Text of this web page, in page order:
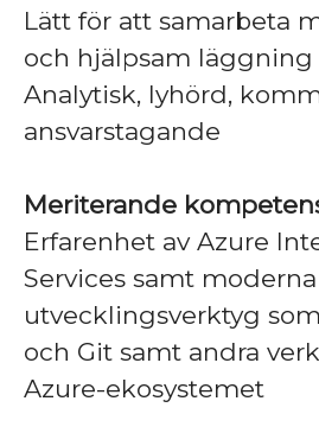
Lätt för att samarbeta
och hjälpsam läggning
Analytisk, lyhörd,
ansvarstagande
Meriterande
Erfarenhet av Azure
Services samt moderna
utvecklingsverktyg
och Git samt andra
Azure-ekosystemet